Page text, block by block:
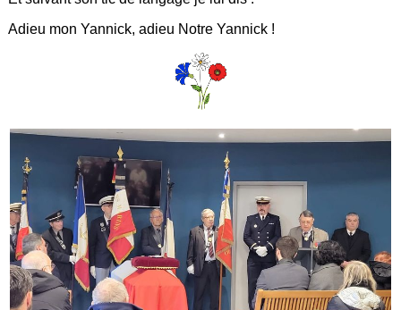
Adieu mon Yannick, adieu Notre Yannick !